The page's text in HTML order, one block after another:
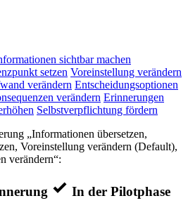
sichtbar machen
setzen Voreinstellung verändern
verändern Entscheidungsoptionen
verändern Erinnerungen
Selbstverpflichtung fördern
„Informationen übersetzen,
Voreinstellung verändern (Default),
verändern“:
In der Pilotphase